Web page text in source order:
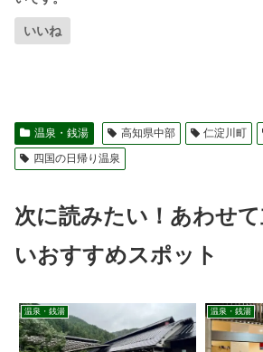
いいね
温泉・銭湯 高知県中部 仁淀川町
四国の日帰り温泉
次に読みたい！あわせ
いおすすめスポット
温泉・銭湯 温泉・銭湯